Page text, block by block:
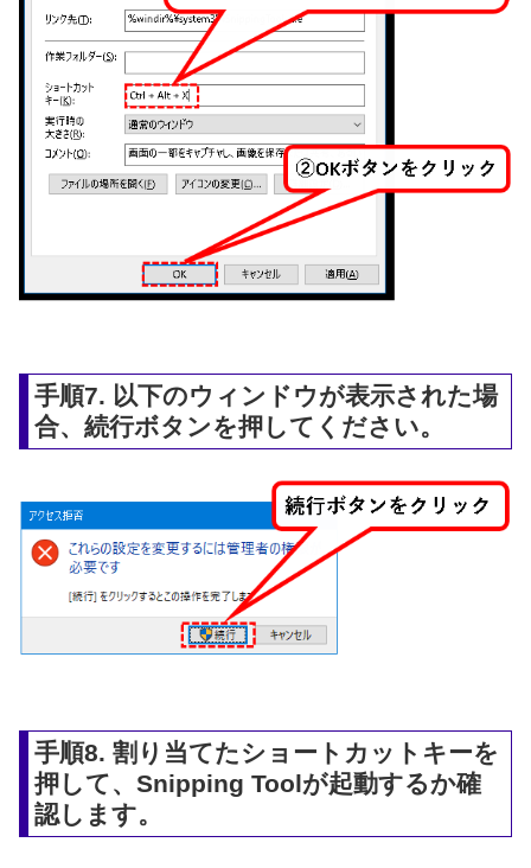
手順7. 以下のウィンドウが表示された場
合、続行ボタンを押してください。
手順8. 割り当てたショートカットキーを
押して、Snipping Toolが起動するか確
認します。